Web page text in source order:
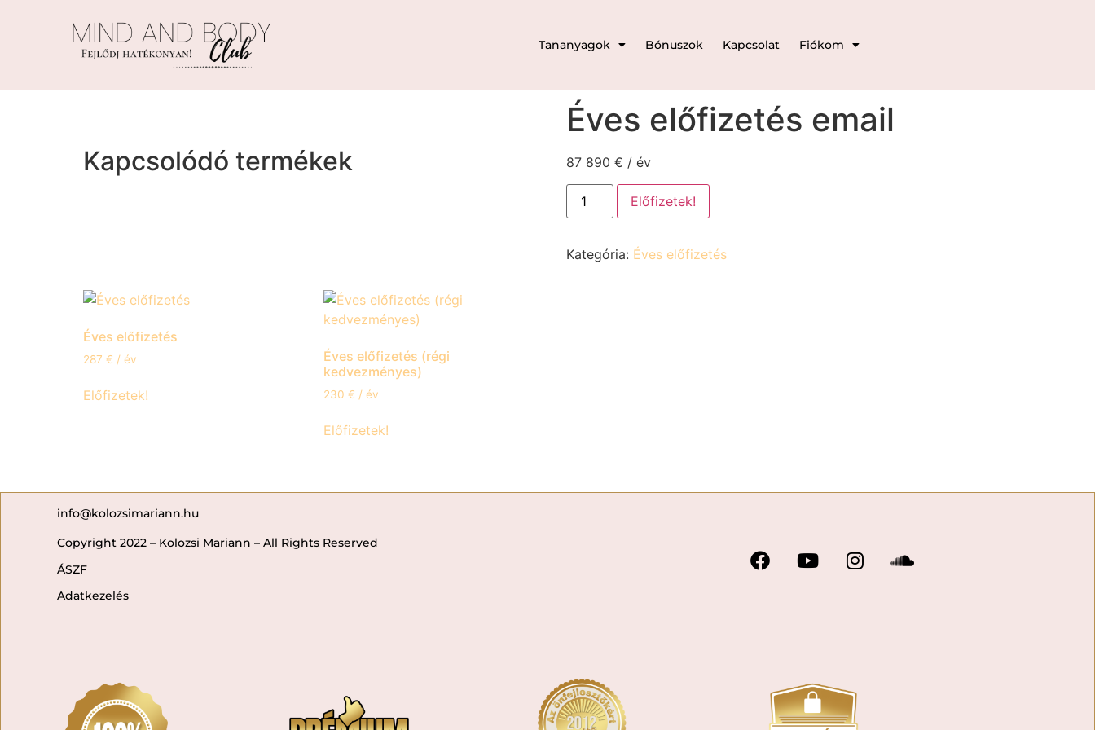
Tananyagok Bónuszok Kapcsolat Fiókom
Éves előfizetés email
87 890 € / év
Előfizetek!
Kategória: Éves előfizetés
Kapcsolódó termékek
Éves előfizetés
287 € / év
Előfizetek!
Éves előfizetés (régi
kedvezményes)
230 € / év
Előfizetek!
info@kolozsimariann.hu
Copyright 2022 – Kolozsi Mariann – All Rights Reserved
ÁSZF
Adatkezelés